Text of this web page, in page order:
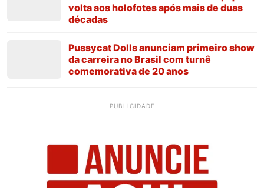
volta aos holofotes após mais de duas
décadas
Pussycat Dolls anunciam primeiro show
da carreira no Brasil com turnê
comemorativa de 20 anos
PUBLICIDADE